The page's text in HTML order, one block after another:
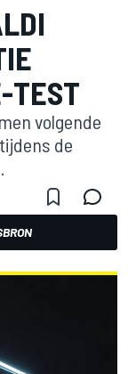
TEST
volgende
de